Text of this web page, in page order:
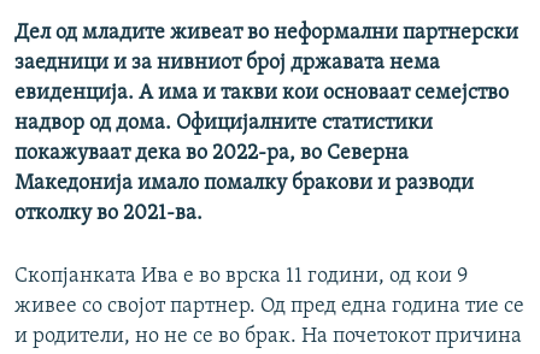
Дел од младите живеат во неформални партнерски
заедници и за нивниот број државата нема
евиденција. А има и такви кои основаат семејство
надвор од дома. Официјалните статистики
покажуваат дека во 2022-ра, во Северна
Македонија имало помалку бракови и разводи
отколку во 2021-ва.
Скопјанката Ива e во врска 11 години, од кои 9
живее со својот партнер. Од пред една година тие се
и родители, но не се во брак. На почетокот причина